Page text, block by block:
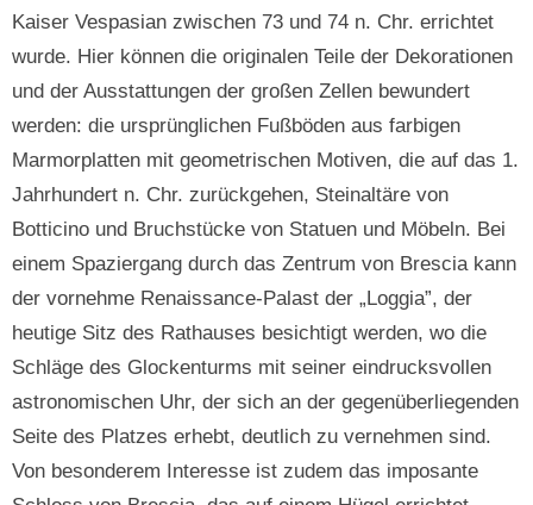
Kaiser Vespasian zwischen 73 und 74 n. Chr. errichtet
wurde. Hier können die originalen Teile der Dekorationen
und der Ausstattungen der großen Zellen bewundert
werden: die ursprünglichen Fußböden aus farbigen
Marmorplatten mit geometrischen Motiven, die auf das 1.
Jahrhundert n. Chr. zurückgehen, Steinaltäre von
Botticino und Bruchstücke von Statuen und Möbeln. Bei
einem Spaziergang durch das Zentrum von Brescia kann
der vornehme Renaissance-Palast der „Loggia”, der
heutige Sitz des Rathauses besichtigt werden, wo die
Schläge des Glockenturms mit seiner eindrucksvollen
astronomischen Uhr, der sich an der gegenüberliegenden
Seite des Platzes erhebt, deutlich zu vernehmen sind.
Von besonderem Interesse ist zudem das imposante